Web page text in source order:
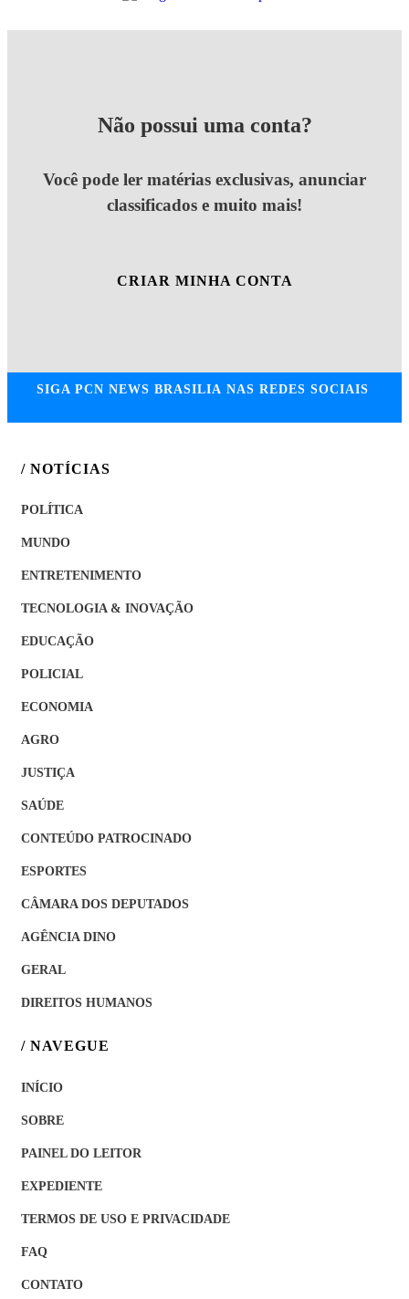
Não possui uma conta?
Você pode ler matérias exclusivas, anunciar
classificados e muito mais!
CRIAR MINHA CONTA
SIGA PCN NEWS BRASILIA NAS REDES SOCIAIS
/ NOTÍCIAS
POLÍTICA
MUNDO
ENTRETENIMENTO
TECNOLOGIA & INOVAÇÃO
EDUCAÇÃO
POLICIAL
ECONOMIA
AGRO
JUSTIÇA
SAÚDE
CONTEÚDO PATROCINADO
ESPORTES
CÂMARA DOS DEPUTADOS
AGÊNCIA DINO
GERAL
DIREITOS HUMANOS
/ NAVEGUE
INÍCIO
SOBRE
PAINEL DO LEITOR
EXPEDIENTE
TERMOS DE USO E PRIVACIDADE
FAQ
CONTATO